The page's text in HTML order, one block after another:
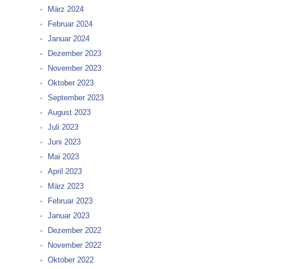
März 2024
Februar 2024
Januar 2024
Dezember 2023
November 2023
Oktober 2023
September 2023
August 2023
Juli 2023
Juni 2023
Mai 2023
April 2023
März 2023
Februar 2023
Januar 2023
Dezember 2022
November 2022
Oktober 2022